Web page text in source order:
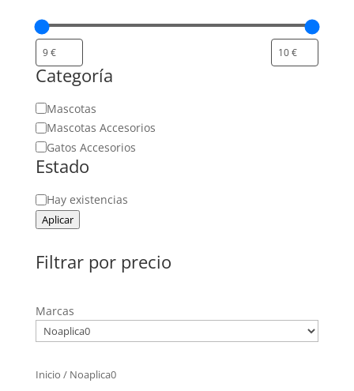
Categoría
Categoría
Mascotas
Mascotas Accesorios
Gatos Accesorios
Estado
Estado
Hay existencias
Aplicar
Filtrar por precio
Marcas
Inicio / Noaplica0